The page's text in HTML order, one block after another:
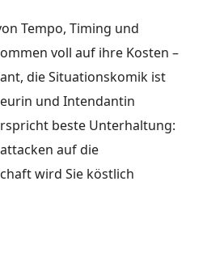
Tempo, Timing und
voll auf ihre Kosten –
die Situationskomik ist
und Intendantin
beste Unterhaltung:
auf die
wird Sie köstlich